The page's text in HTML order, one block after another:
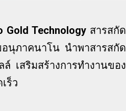
Gold Technology สารสกัด
นุภาคนาโน นำพาสารสกัด
เสริมสร้างการทำงานของ
ร็ว